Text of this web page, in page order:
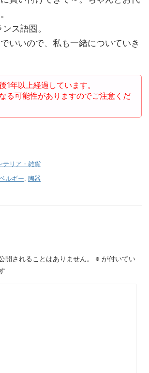
ス語圏。
いいので、私も一緒についていき
1年以上経過しています。
る可能性がありますのでご注意くだ
テリア・雑貨
ルギー 陶器
開されることはありません。 ※ が付いてい